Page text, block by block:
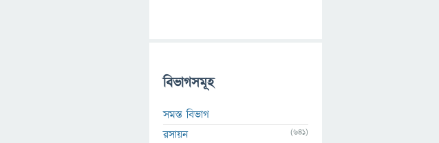
বিভাগসমূহ
সমস্ত বিভাগ
রসায়ন
(641)